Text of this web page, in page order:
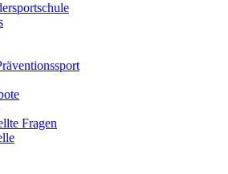
Fragen